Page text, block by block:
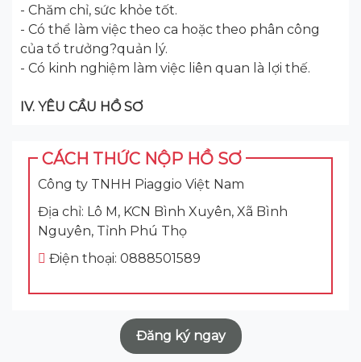
- Chăm chỉ, sức khỏe tốt.
- Có thể làm việc theo ca hoặc theo phân công
của tổ trưởng?quản lý.
- Có kinh nghiệm làm việc liên quan là lợi thế.
IV. YÊU CẦU HỒ SƠ
CÁCH THỨC NỘP HỒ SƠ
Công ty TNHH Piaggio Việt Nam
Địa chỉ: Lô M, KCN Bình Xuyên, Xã Bình
Nguyên, Tỉnh Phú Thọ
Điện thoại: 0888501589
Đăng ký ngay